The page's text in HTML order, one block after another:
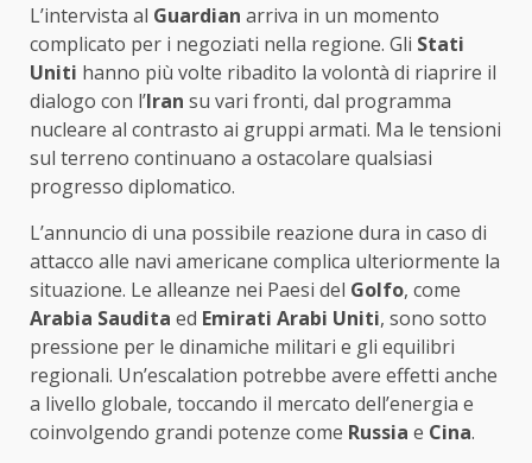
L’intervista al Guardian arriva in un momento
complicato per i negoziati nella regione. Gli Stati
Uniti hanno più volte ribadito la volontà di riaprire il
dialogo con l’Iran su vari fronti, dal programma
nucleare al contrasto ai gruppi armati. Ma le tensioni
sul terreno continuano a ostacolare qualsiasi
progresso diplomatico.
L’annuncio di una possibile reazione dura in caso di
attacco alle navi americane complica ulteriormente la
situazione. Le alleanze nei Paesi del Golfo, come
Arabia Saudita ed Emirati Arabi Uniti, sono sotto
pressione per le dinamiche militari e gli equilibri
regionali. Un’escalation potrebbe avere effetti anche
a livello globale, toccando il mercato dell’energia e
coinvolgendo grandi potenze come Russia e Cina.